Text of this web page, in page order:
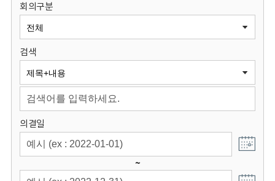
원
회
회의구분
검색
의결일
~